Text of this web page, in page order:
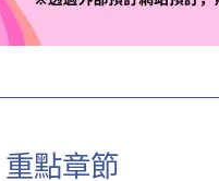
重點章節